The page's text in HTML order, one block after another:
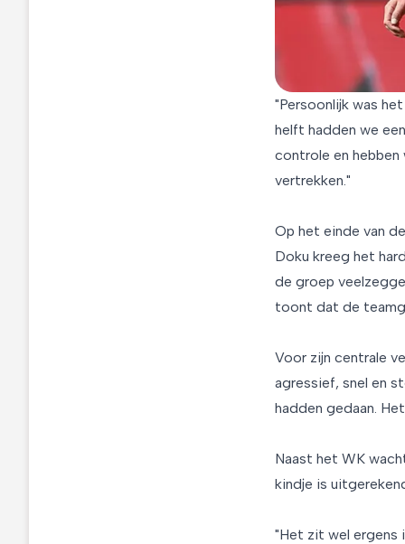
"Persoonlijk was
helft hadden we
controle en
vertrekken."
Op het einde van
Doku kreeg het
de groep
toont dat de
Voor zijn centrale
agressief, snel en
hadden gedaan.
Naast het WK
kindje is
"Het zit wel ergens